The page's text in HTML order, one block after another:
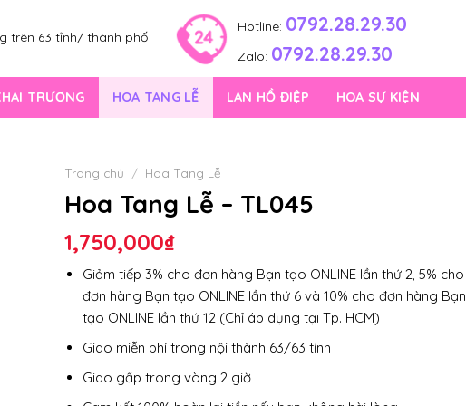
trên 63 tỉnh/ thành phố
Hotline: 0792.28.29.30
Zalo: 0792.28.29.30
TRƯƠNG HOA TANG LỄ LAN HỒ ĐIỆP HOA SỰ KIỆN
Trang chủ / Hoa Tang Lễ
Hoa Tang Lễ – TL045
1,750,000₫
Giảm tiếp 3% cho đơn hàng Bạn tạo ONLINE lần thứ 2, 5% cho
đơn hàng Bạn tạo ONLINE lần thứ 6 và 10% cho đơn hàng Bạn
tạo ONLINE lần thứ 12 (Chỉ áp dụng tại Tp. HCM)
Giao miễn phí trong nội thành 63/63 tỉnh
Giao gấp trong vòng 2 giờ